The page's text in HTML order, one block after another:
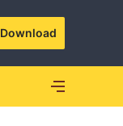
Download